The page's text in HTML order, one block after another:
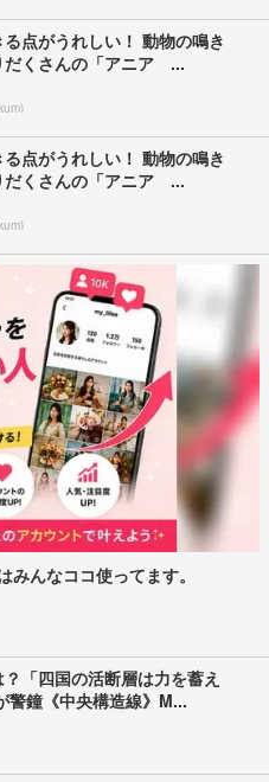
点がうれしい！ 動物の鳴き
だくさんの「アニア ...
点がうれしい！ 動物の鳴き
だくさんの「アニア ...
んなココ使ってます。
「四国の活断層は力を蓄え
警鐘《中央構造線》M...